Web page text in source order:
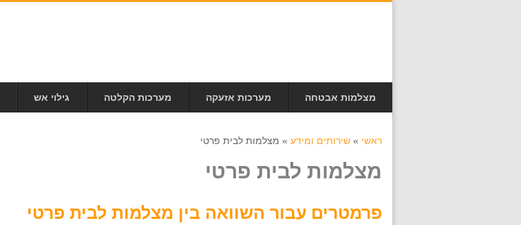
מצלמות אבטחה מערכות אזעקה מערכות הקלטה גילוי אש
ראשי » שירותים ומידע » מצלמות לבית פרטי
מצלמות לבית פרטי
פרמטרים עבור השוואה בין מצלמות לבית פרטי